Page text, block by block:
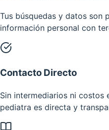
Tus búsquedas y datos son
información personal con
Contacto Directo
Sin intermediarios ni costos
pediatra es directa y